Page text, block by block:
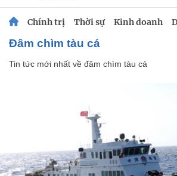
Chính trị Thời sự Kinh doanh
đâm chìm tàu cá
Tin tức mới nhất về đâm chìm tàu cá